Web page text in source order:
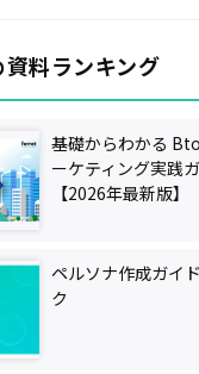
資料ランキング
基礎からわかる
ーケティング実践
【2026年最新版】
ペルソナ作成ガイ
ク